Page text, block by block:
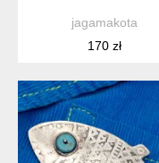
jagamakota
170 zł